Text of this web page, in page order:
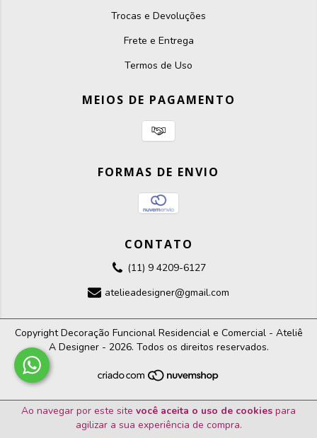
Ao navegar por este site você aceita o uso de cookies para
agilizar a sua experiência de compra.
Trocas e Devoluções
Frete e Entrega
Termos de Uso
MEIOS DE PAGAMENTO
FORMAS DE ENVIO
CONTATO
(11) 9 4209-6127
atelieadesigner@gmail.com
Copyright Decoração Funcional Residencial e Comercial - Ateliê
A Designer - 2026. Todos os direitos reservados.